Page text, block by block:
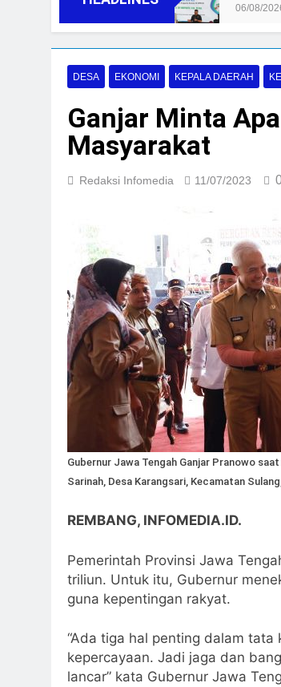
06/08/2026
DESA EKONOMI KEPALA DAERAH
Ganjar Minta
Masyarakat
Redaksi Infomedia 11/07/2023
Gubernur Jawa Tengah Ganjar Pranowo
Sarinah, Desa Karangsari, Kecamatan
REMBANG, INFOMEDIA.ID.
Pemerintah Provinsi Jawa
triliun. Untuk itu, Gubernur
guna kepentingan rakyat.
“Ada tiga hal penting dalam
kepercayaan. Jadi jaga dan
lancar” kata Gubernur Jawa